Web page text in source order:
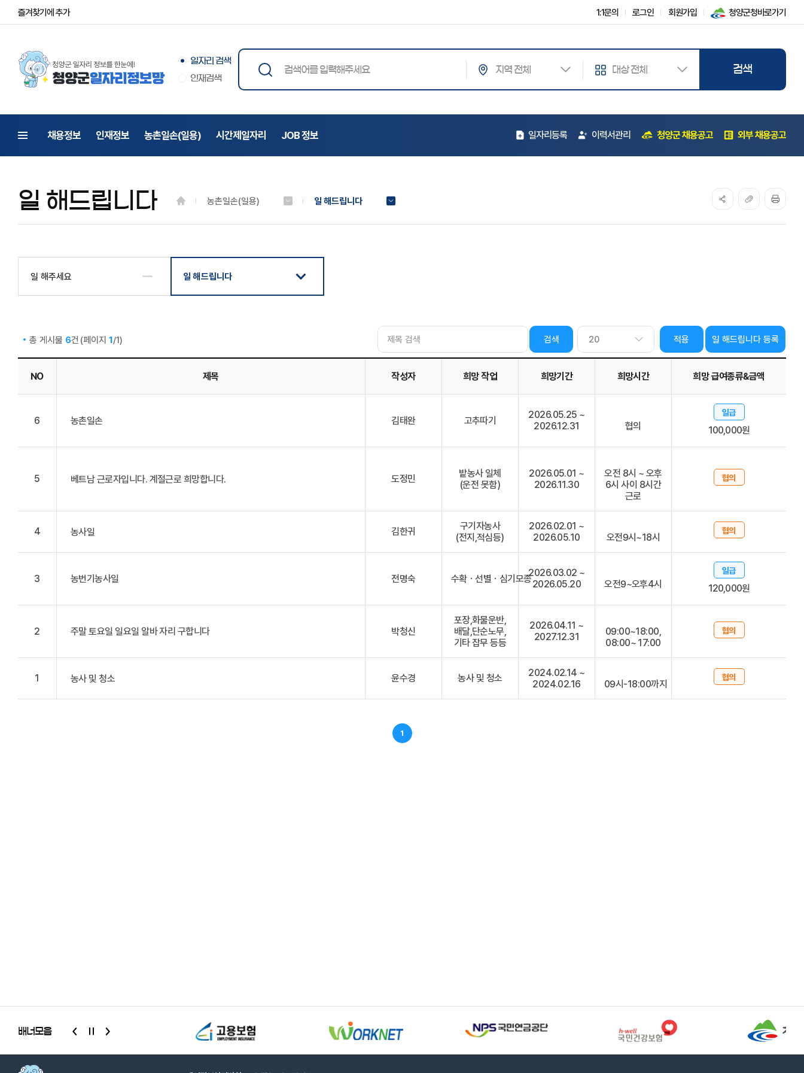
즐겨찾기에 추가 1:1문의 로그인 회원가입 청양군청바로가기
통합검색
일자리 검색
인재검색
채용정보 인재정보 농촌일손(일용) 시간제일자리 JOB 정보 일자리등록 이력서관리 청양군 채용공고 외부 채용공고
일 해드립니다 농촌일손(일용) 일 해드립니다
일 해주세요 일 해드립니다
총 게시물 6건 (페이지 1/1) 적용 일 해드립니다 등록
일 해드립니다 목록 - 제목, 작성자, 희망 작업, 희망기간, 희망시간, 희망 급여종류&금액 정보 제공
NO 제목 작성자 희망 작업 희망기간 희망시간 희망 급여종류&금액
6 농촌일손 김태완 고추따기
2026.05.25 ~
2026.12.31
협의
일급
100,000원
5 베트남 근로자입니다. 계절근로 희망합니다. 도정민
밭농사 일체
(운전 못함)
2026.05.01 ~
2026.11.30
오전 8시 ~ 오후
6시 사이 8시간
근로
협의
4 농사일 김한귀
구기자농사
(전지,적심등)
2026.02.01 ~
2026.05.10
오전9시~18시
협의
3 농번기농사일 전명숙 수확ㆍ선별ㆍ심기모종
2026.03.02 ~
2026.05.20
오전9~오후4시
일급
120,000원
2 주말 토요일 일요일 알바 자리 구합니다 박청신
포장,화물운반,
배달,단순노무,
기타 잡무 등등
2026.04.11 ~
2027.12.31
09:00~18:00,
08:00~ 17:00
협의
1 농사 및 청소 윤수경 농사 및 청소
2024.02.14 ~
2024.02.16
09시-18:00까지
협의
1
배너모음